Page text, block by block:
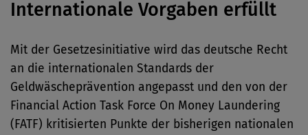
Internationale Vorgaben erfüllt
Mit der Gesetzesinitiative wird das deutsche Recht
an die internationalen Standards der
Geldwäscheprävention angepasst und den von der
Financial Action Task Force On Money Laundering
(FATF) kritisierten Punkte der bisherigen nationalen